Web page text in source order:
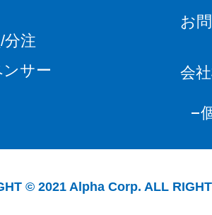
分注
サー
お
会
© 2021 Alpha Corp. ALL